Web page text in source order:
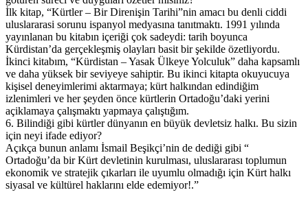
İlk kitap, “Kürtler – Bir Direnişin Tarihi”nin amacı bu denli ciddi
uluslararasi sorunu ispanyol medyasına tanıtmaktı. 1991 yılında
yayınlanan bu kitabın içeriği çok sadeydi: tarih boyunca
Kürdistan’da gerçekleşmiş olayları basit bir şekilde özetliyordu.
İkinci kitabım, “Kürdistan – Yasak Ülkeye Yolculuk” daha kapsamlı
ve daha yüksek bir seviyeye sahiptir. Bu ikinci kitapta okuyucuya
kişisel deneyimlerimi aktarmaya; kürt halkından edindiğim
izlenimleri ve her şeyden önce kürtlerin Ortadoğu’daki yerini
açiklamaya çalışmaktı yapmaya çalıştığım.
6. Bilindiği gibi kürtler dünyanın en büyük devletsiz halkı. Bu sizin
için neyi ifade ediyor?
Açıkça bunun anlamı İsmail Beşikçi’nin de dediği gibi “
Ortadoğu’da bir Kürt devletinin kurulması, uluslararası toplumun
ekonomik ve stratejik çıkarları ile uyumlu olmadığı için Kürt halkı
siyasal ve kültürel haklarını elde edemiyor!.”